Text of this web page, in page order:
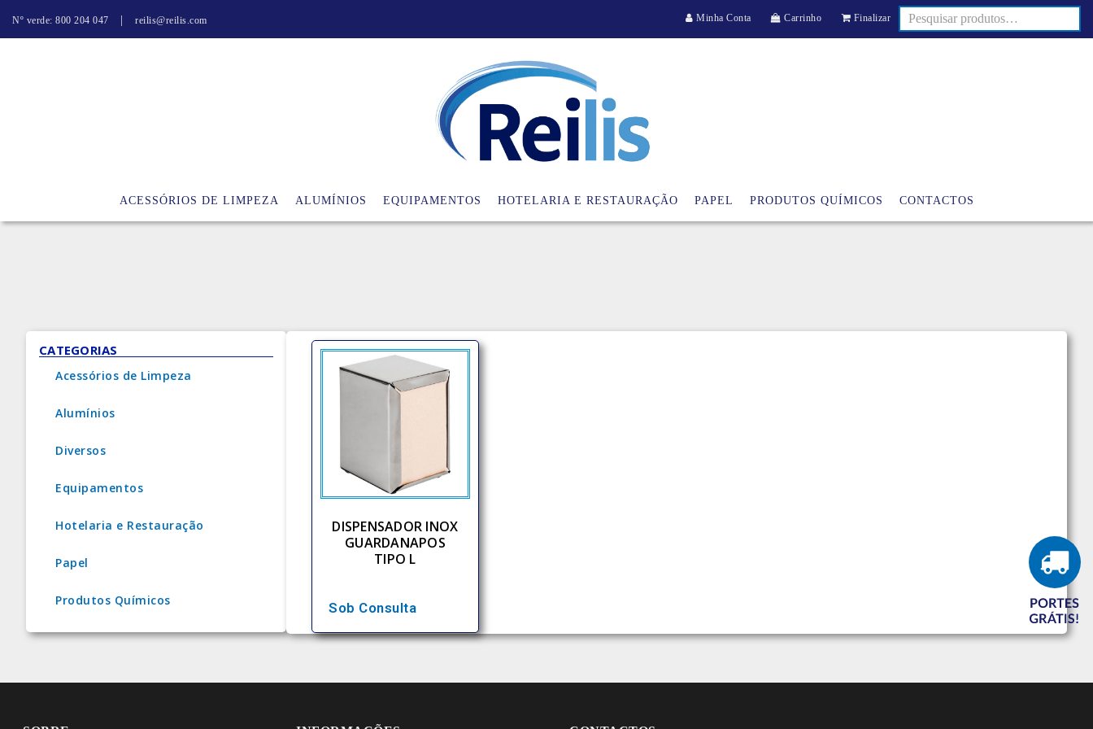
Nº verde: 800 204 047 reilis@reilis.com Minha Conta Carrinho Finalizar
ACESSÓRIOS DE LIMPEZA ALUMÍNIOS EQUIPAMENTOS HOTELARIA E RESTAURAÇÃO PAPEL PRODUTOS QUÍMICOS CONTACTOS
CATEGORIAS
Acessórios de Limpeza
Alumínios
Diversos
Equipamentos
Hotelaria e Restauração
Papel
Produtos Químicos
DISPENSADOR INOX
GUARDANAPOS
TIPO L
Sob Consulta